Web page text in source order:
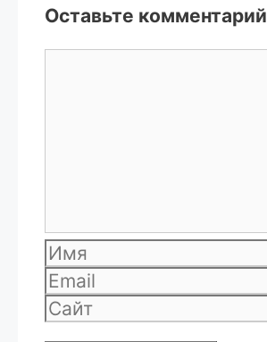
Оставьте комментарий
Имя
Email
Сайт